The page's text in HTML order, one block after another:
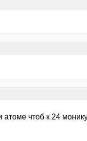
атоме чтоб к 24